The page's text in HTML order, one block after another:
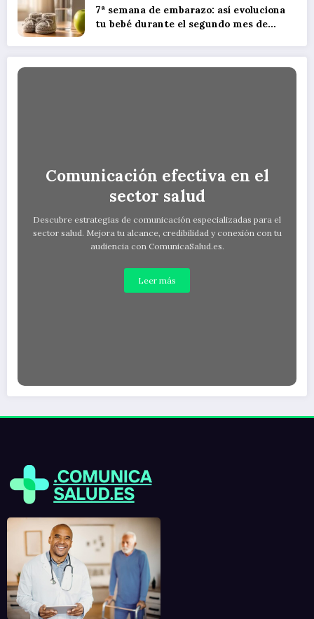
7ª semana de embarazo: así evoluciona
tu bebé durante el segundo mes de
Comunicación efectiva en el
sector salud
Descubre estrategias de comunicación especializadas para el
sector salud. Mejora tu alcance, credibilidad y conexión con tu
audiencia con ComunicaSalud.es.
Leer más